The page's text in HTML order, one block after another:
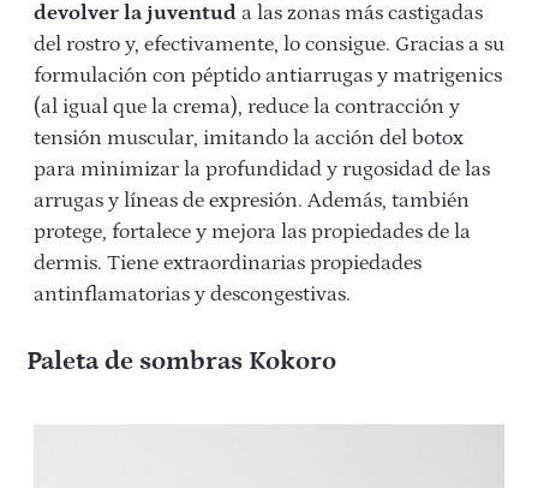
devolver la juventud a las zonas más castigadas
del rostro y, efectivamente, lo consigue. Gracias a su
formulación con péptido antiarrugas y matrigenics
(al igual que la crema), reduce la contracción y
tensión muscular, imitando la acción del botox
para minimizar la profundidad y rugosidad de las
arrugas y líneas de expresión. Además, también
protege, fortalece y mejora las propiedades de la
dermis. Tiene extraordinarias propiedades
antinflamatorias y descongestivas.
Paleta de sombras Kokoro